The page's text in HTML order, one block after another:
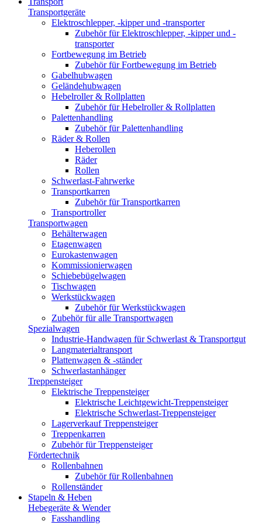
Transportgeräte
Elektroschlepper, -kipper und -transporter
Zubehör für Elektroschlepper, -kipper und -
transporter
Fortbewegung im Betrieb
Zubehör für Fortbewegung im Betrieb
Gabelhubwagen
Geländehubwagen
Hebelroller & Rollplatten
Zubehör für Hebelroller & Rollplatten
Palettenhandling
Zubehör für Palettenhandling
Räder & Rollen
Heberollen
Räder
Rollen
Schwerlast-Fahrwerke
Transportkarren
Zubehör für Transportkarren
Transportroller
Transportwagen
Behälterwagen
Etagenwagen
Eurokastenwagen
Kommissionierwagen
Schiebebügelwagen
Tischwagen
Werkstückwagen
Zubehör für Werkstückwagen
Zubehör für alle Transportwagen
Spezialwagen
Industrie-Handwagen für Schwerlast & Transportgut
Langmaterialtransport
Plattenwagen & -ständer
Schwerlastanhänger
Treppensteiger
Elektrische Treppensteiger
Elektrische Leichtgewicht-Treppensteiger
Elektrische Schwerlast-Treppensteiger
Lagerverkauf Treppensteiger
Treppenkarren
Zubehör für Treppensteiger
Fördertechnik
Rollenbahnen
Zubehör für Rollenbahnen
Rollenständer
Stapeln & Heben
Hebegeräte & Wender
Fasshandling